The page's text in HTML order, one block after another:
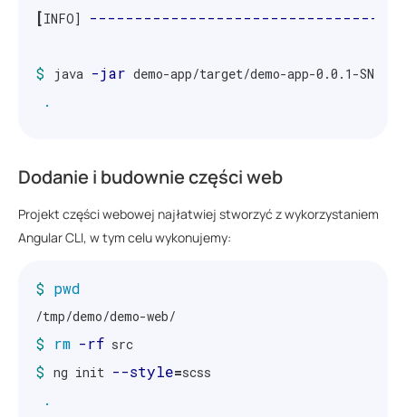
[INFO]
$ java -jar demo-app/target/demo-app-0.0.1-
.
2016-12-07 21:16:30.569  INFO 71306
2016-12-07 21:16:30.574  INFO 71306 --- [
Dodanie i budownie części web
Projekt części webowej najłatwiej stworzyć z wykorzystaniem
Angular CLI, w tym celu wykonujemy:
$ pwd
$ rm -rf
$ ng init --style=scss
.